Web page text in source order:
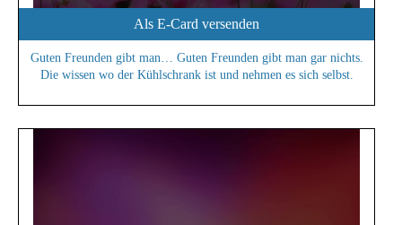
Als E-Card versenden
Guten Freunden gibt man… Guten Freunden gibt man gar nichts.
Die wissen wo der Kühlschrank ist und nehmen es sich selbst.